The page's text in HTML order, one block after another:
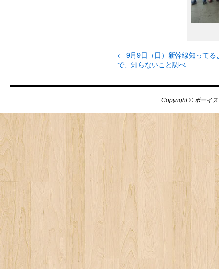
← 9月9日（日）新幹線知ってる
で、知らないこと調べ
Copyright © ボーイ